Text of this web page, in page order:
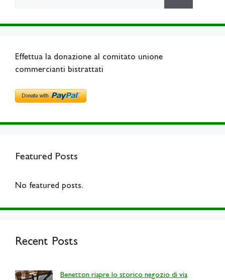
Effettua la donazione al comitato unione
commercianti bistrattati
Featured Posts
No featured posts.
Recent Posts
Benetton riapre lo storico negozio di via